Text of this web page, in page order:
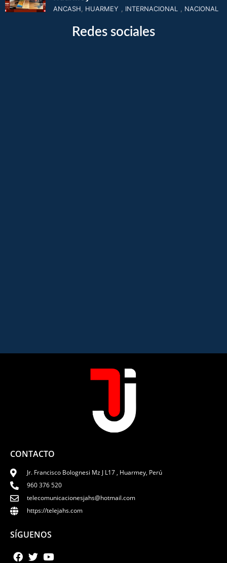
ANCASH HUARMEY INTERNACIONAL NACIONAL
Redes sociales
CONTACTO
Jr. Francisco Bolognesi Mz J L17 , Huarmey, Perú
960 376 520
telecomunicacionesjahs@hotmail.com
https://telejahs.com
SÍGUENOS